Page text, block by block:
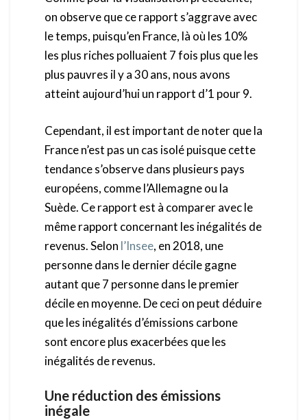
on observe que ce rapport s’aggrave avec
le temps, puisqu’en France, là où les 10%
les plus riches polluaient 7 fois plus que les
plus pauvres il y a 30 ans, nous avons
atteint aujourd’hui un rapport d’1 pour 9.
Cependant, il est important de noter que la
France n’est pas un cas isolé puisque cette
tendance s’observe dans plusieurs pays
européens, comme l’Allemagne ou la
Suède. Ce rapport est à comparer avec le
même rapport concernant les inégalités de
revenus. Selon l’Insee, en 2018, une
personne dans le dernier décile gagne
autant que 7 personne dans le premier
décile en moyenne. De ceci on peut déduire
que les inégalités d’émissions carbone
sont encore plus exacerbées que les
inégalités de revenus.
Une réduction des émissions
inégale